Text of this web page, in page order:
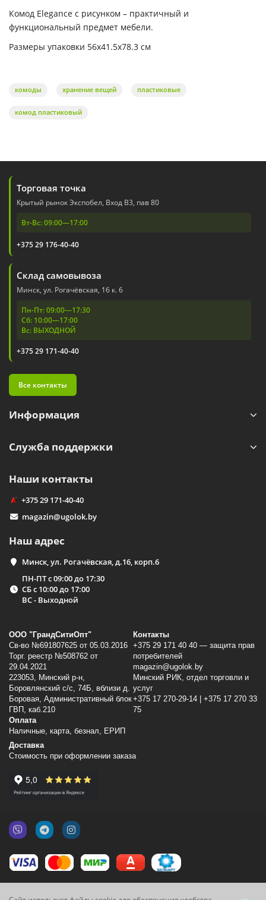
Комод Elegance с рисунком – практичный и
функциональный предмет мебели.
Размеры упаковки 56х41.5х78.3 см
комоды хранение вещей пластиковые
комод пластиковый
Торговая точка
Крытый рынок Экспобел, Вход В3, пав 80
Вт-Вс: 09:00—17:00
+375 29 176-40-40
Склад самовывоза
Минск, ул. Рогачёвская, 16 к. 6
Пн-Пт: 09:00—17:30
Сб: 10:00—17:00
Вс: ВЫХОДНОЙ
+375 29 171-40-40
Все контакты
Информация
Служба поддержки
Наши контакты
+375 29 171-40-40
magazin@ugolok.by
Наш адрес
Минск, ул. Рогачёвская, д.16, корп.6
ПН-ПТ с 09:00 до 17:30
СБ с 10:00 до 17:00
ВС - Выходной
ООО "ГрандСитиОпт"
Св-во №691807625 от 05.03.2016
Торг. реестр №508762 от
29.04.2021
223053, Минский p-н,
Боровлянский с/с, 74Б, вблизи д.
Боровая, Административный блок
ГВП, каб.210
Контакты
+375 29 171 40 40 — защита прав
потребителей
magazin@ugolok.by
Минский РИК, отдел торговли и
услуг
+375 17 270-29-14 | +375 17 270 33
75
Оплата
Наличные, карта, безнал, ЕРИП
Доставка
Стоимость при оформлении заказа